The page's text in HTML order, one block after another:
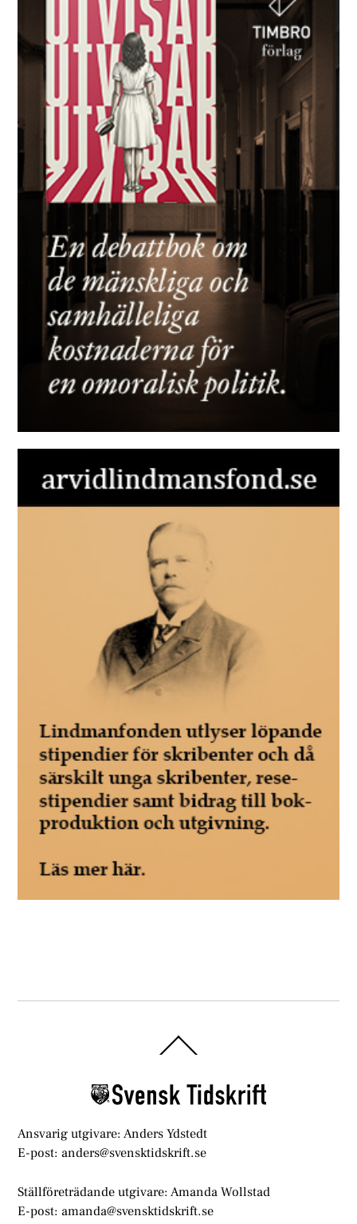
To
Ansvarig utgivare: Anders Ydstedt
E-post: anders@svensktidskrift.se
Ställföreträdande utgivare: Amanda Wollstad
E-post: amanda@svensktidskrift.se